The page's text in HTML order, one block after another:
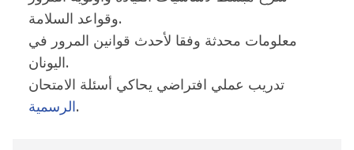
وقواعد السلامة.
معلومات محدثة وفقا لأحدث قوانين المرور في
اليونان.
تدريب عملي افتراضي يحاكي أسئلة الامتحان
الرسمية.